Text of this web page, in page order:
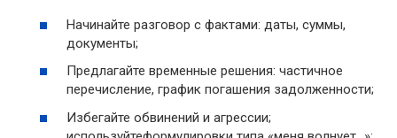
Начинайте разговор с фактами: даты, суммы,
документы;
Предлагайте временные решения: частичное
перечисление, график погашения задолженности;
Избегайте обвинений и агрессии;